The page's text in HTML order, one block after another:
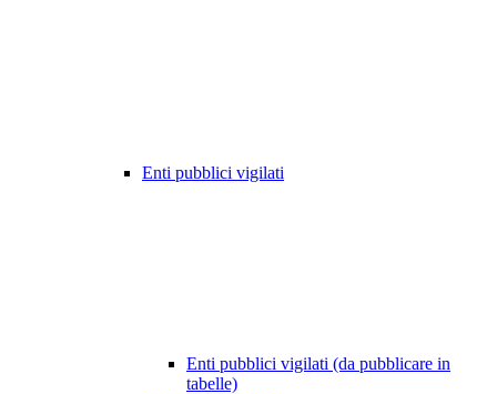
Enti pubblici vigilati
Enti pubblici vigilati (da pubblicare in
tabelle)